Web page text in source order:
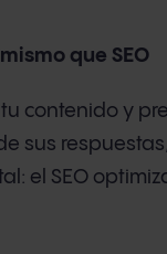
que SEO
contenido y
sus
el SEO